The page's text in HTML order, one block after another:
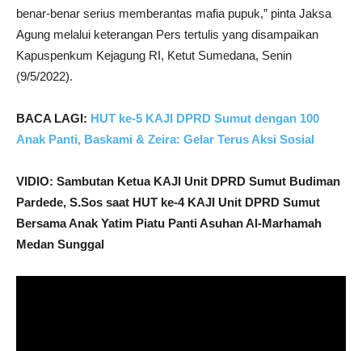
benar-benar serius memberantas mafia pupuk,” pinta Jaksa
Agung melalui keterangan Pers tertulis yang disampaikan
Kapuspenkum Kejagung RI, Ketut Sumedana, Senin
(9/5/2022).
BACA LAGI: HUT ke-5 KAJI DPRD Sumut dengan 100
Anak Panti, Baskami & Zeira: Gelar Terus Aksi Sosial
VIDIO: Sambutan Ketua KAJI Unit DPRD Sumut Budiman
Pardede, S.Sos saat HUT ke-4 KAJI Unit DPRD Sumut
Bersama Anak Yatim Piatu Panti Asuhan Al-Marhamah
Medan Sunggal